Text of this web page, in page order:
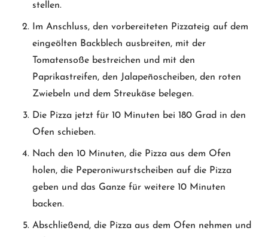
stellen.
Im Anschluss, den vorbereiteten Pizzateig auf dem
eingeölten Backblech ausbreiten, mit der
Tomatensoße bestreichen und mit den
Paprikastreifen, den Jalapeñoscheiben, den roten
Zwiebeln und dem Streukäse belegen.
Die Pizza jetzt für 10 Minuten bei 180 Grad in den
Ofen schieben.
Nach den 10 Minuten, die Pizza aus dem Ofen
holen, die Peperoniwurstscheiben auf die Pizza
geben und das Ganze für weitere 10 Minuten
backen.
Abschließend, die Pizza aus dem Ofen nehmen und